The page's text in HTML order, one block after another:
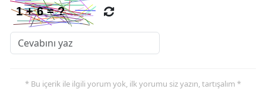
* Bu içerik ile ilgili yorum yok, ilk yorumu siz yazın, tartışalım *